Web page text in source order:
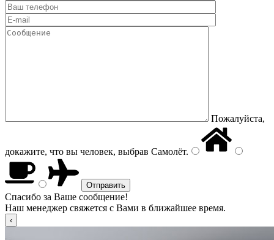
Пожалуйста,
докажите, что вы человек, выбрав Самолёт.
Спасибо за Ваше сообщение!
Наш менеджер свяжется с Вами в ближайшее время.